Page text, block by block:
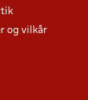
og vilkår